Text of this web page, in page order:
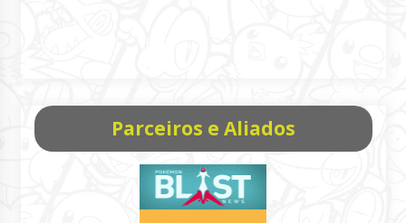
Parceiros e Aliados